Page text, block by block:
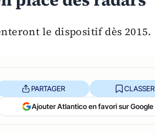
le dispositif dès 2015.
PARTAGER CLASSER
Ajouter Atlantico en favori sur Google